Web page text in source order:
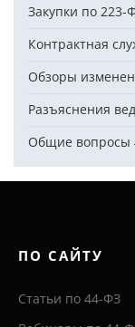
Закупки по 223-
Контрактная
Обзоры
Разъяснения
Общие вопросы
ПО САЙТУ
Статьи по 44-ФЗ